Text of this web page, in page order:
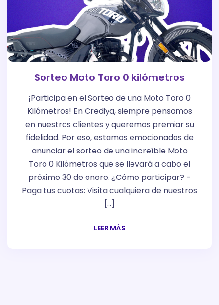
Sorteo Moto Toro 0 kilómetros
¡Participa en el Sorteo de una Moto Toro 0
Kilómetros! En Crediya, siempre pensamos
en nuestros clientes y queremos premiar su
fidelidad. Por eso, estamos emocionados de
anunciar el sorteo de una increíble Moto
Toro 0 Kilómetros que se llevará a cabo el
próximo 30 de enero. ¿Cómo participar? -
Paga tus cuotas: Visita cualquiera de nuestros
[…]
LEER MÁS